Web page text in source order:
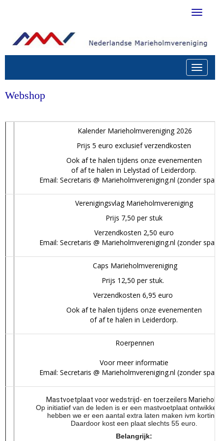
Toggle
Webshop
Kalender Marieholmvereniging 2026
Prijs 5 euro exclusief verzendkosten
Ook af te halen tijdens onze evenementen
of af te halen in Lelystad of Leiderdorp.
Email: Secretaris @ Marieholmvereniging.nl (zonder
Verenigingsvlag Marieholmvereniging
Prijs 7,50 per stuk
Verzendkosten 2,50 euro
Email: Secretaris @ Marieholmvereniging.nl (zonder
Caps Marieholmvereniging
Prijs 12,50 per stuk.
Verzendkosten 6,95 euro
Ook af te halen tijdens onze evenementen
of af te halen in Leiderdorp.
Roerpennen
Voor meer informatie
Email: Secretaris @ Marieholmvereniging.nl (zonder
Mastvoetplaat voor wedstrijd- en toerzeilers
Op initiatief van de leden is er een mastvoetplaat
hebben we er een aantal extra laten maken ivm korting.
Daardoor kost een plaat slechts 55 euro.
Belangrijk: